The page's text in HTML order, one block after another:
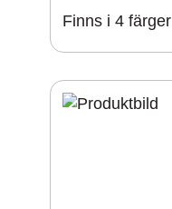
Finns i 4 färger